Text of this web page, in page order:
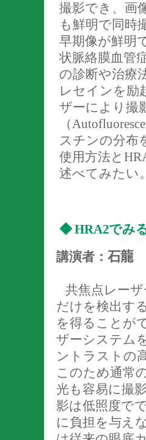
撮影でき、画
も鮮明で同時
早期像が鮮明
状脈絡膜血管
の診断や治療
レセインを励
ザーにより撮
（
スチンの分布
使用方法と
述べてみたい
◆HRA2でみ
講演者： 石龍
共焦点レー
だけを検出す
を得ることが
ザーシステム
ントラストの
このため通常
光も容易に撮
影は低照度で
に負担を与え